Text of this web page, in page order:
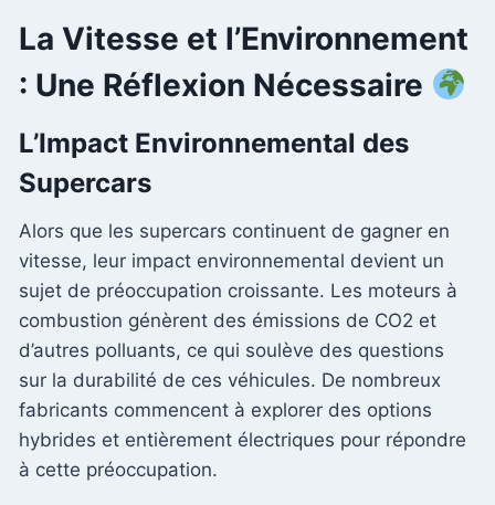
La Vitesse et l’Environnement
: Une Réflexion Nécessaire
L’Impact Environnemental des
Supercars
Alors que les supercars continuent de gagner en
vitesse, leur impact environnemental devient un
sujet de préoccupation croissante. Les moteurs à
combustion génèrent des émissions de CO2 et
d’autres polluants, ce qui soulève des questions
sur la durabilité de ces véhicules. De nombreux
fabricants commencent à explorer des options
hybrides et entièrement électriques pour répondre
à cette préoccupation.